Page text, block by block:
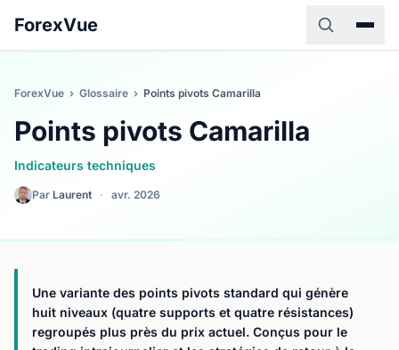
ForexVue
ForexVue › Glossaire › Points pivots Camarilla
Points pivots Camarilla
Indicateurs techniques
Par Laurent · avr. 2026
Une variante des points pivots standard qui génère
huit niveaux (quatre supports et quatre résistances)
regroupés plus près du prix actuel. Conçus pour le